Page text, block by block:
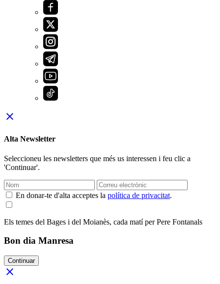
close
Alta Newsletter
Seleccioneu les newsletters que més us interessen i feu clic a
'Continuar'.
En donar-te d'alta acceptes la política de privacitat.
Els temes del Bages i del Moianès, cada matí per Pere Fontanals
Bon dia Manresa
Continuar
close